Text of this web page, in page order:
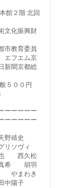
館２階 北回
文化振興財
市教育委員
エフエム京
新聞京都総
５００円
ーーーーー
ーーーーー
野靖史
ソヴィ
西久松
希 胡羽
まわき
陽子